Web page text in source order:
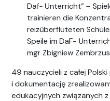
Daf- Unterricht” –
trainieren die
reizüberfluteten
Speile im DaF-
mgr Zbigniew
49 nauczycieli z całej
i dokumentację
edukacyjnych związanych